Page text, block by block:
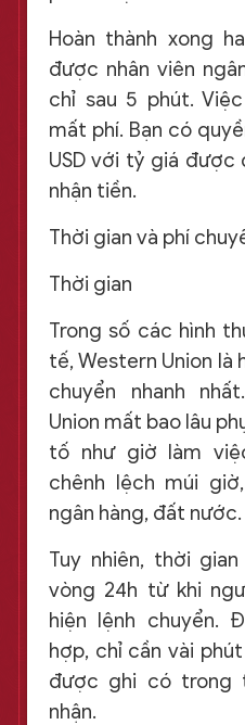
Hoàn thành xong
được nhân viên
chỉ sau 5 phút.
mất phí. Bạn có
USD với tỷ giá
nhận tiền.
Thời gian và phí
Thời gian
Trong số các hình
tế, Western Union là
chuyển nhanh
Union mất bao lâu
tố như giờ làm
chênh lệch múi
ngân hàng, đất nước.
Tuy nhiên, thời
vòng 24h từ khi
hiện lệnh chuyển.
hợp, chỉ cần vài
được ghi có trong
nhận.